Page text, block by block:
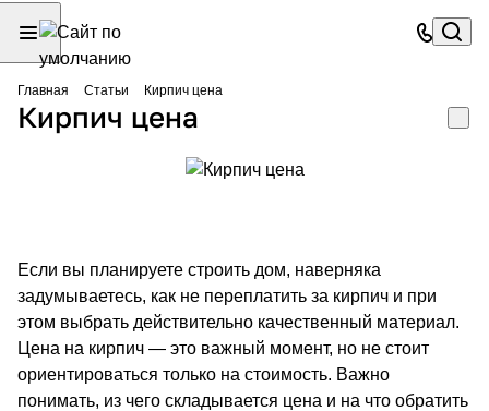
Главная Статьи Кирпич цена
Кирпич цена
Если вы планируете строить дом, наверняка
задумываетесь, как не переплатить за кирпич и при
этом выбрать действительно качественный материал.
Цена на кирпич — это важный момент, но не стоит
ориентироваться только на стоимость. Важно
понимать, из чего складывается цена и на что обратить